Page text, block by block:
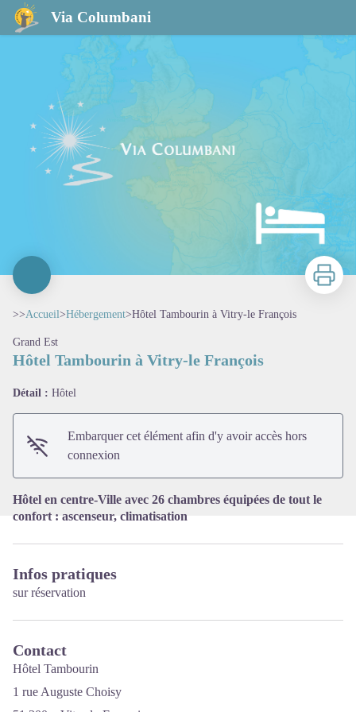
Via Columbani
Hôtel Tambourin à Vitry-le François
Imprimer
>>Accueil>Hébergement>Hôtel Tambourin à Vitry-le François
Grand Est
Hôtel Tambourin à Vitry-le François
Détail : Hôtel
Embarquer cet élément afin d'y avoir accès hors
connexion
Hôtel en centre-Ville avec 26 chambres équipées de tout le
confort : ascenseur, climatisation
Infos pratiques
sur réservation
Contact
Hôtel Tambourin
1 rue Auguste Choisy